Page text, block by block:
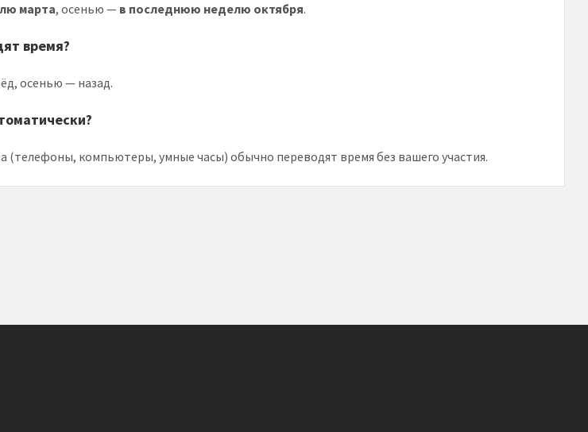
марта, осенью — в последнюю неделю октября.
время?
осенью — назад.
(телефоны, компьютеры, умные часы) обычно переводят время без вашего участия.